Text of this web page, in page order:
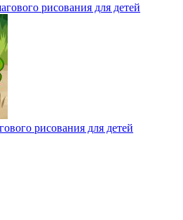
рисования для детей
рисования для детей